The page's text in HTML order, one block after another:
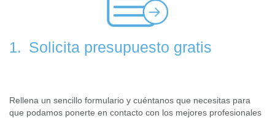
1. Solicita presupuesto gratis
Rellena un sencillo formulario y cuéntanos que necesitas para
que podamos ponerte en contacto con los mejores profesionales